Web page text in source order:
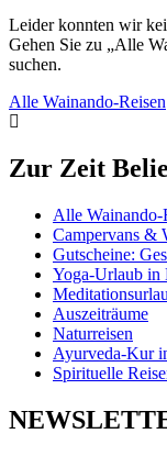
Leider konnten wir
Gehen Sie zu „Alle
suchen.
Alle Wainando-Reisen
Zur Zeit
Alle Wainando-
Campervans &
Gutscheine:
Yoga-Urlaub in
Auszeiträume
Naturreisen
Ayurveda-Kur
Spirituelle